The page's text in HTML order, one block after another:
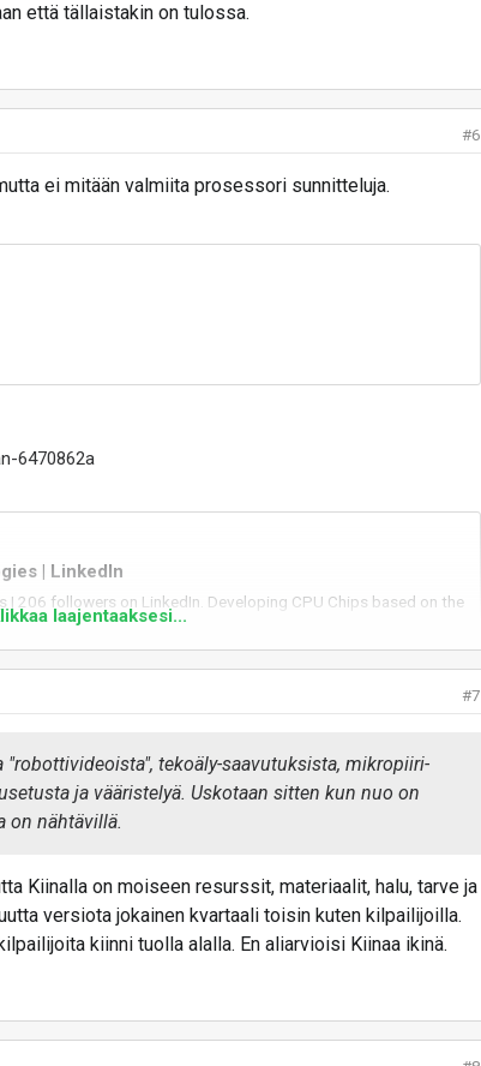
että tällaistakin on tulossa.
#6
ei mitään valmiita prosessori sunnitteluja.
6470862a
| LinkedIn
| 206 followers on LinkedIn. Developing CPU Chips based on the
RISC-V technology
osaamista kiinaan.
olevan.
kyhäelmän valmiiksi tuotteeksi ja oikeasti näitä
myös eurooppaan. Onkohan oikeasti kopio tästä.
to design a high-end RISC-V processor for the EU-
laajentaaksesi...
#7
tekoäly-saavutuksista, mikropiiri-
ja vääristelyä. Uskotaan sitten kun nuo on
on nähtävillä.
Kiinalla on moiseen resurssit, materiaalit, halu, tarve ja
versiota jokainen kvartaali toisin kuten kilpailijoilla.
kiinni tuolla alalla. En aliarvioisi Kiinaa ikinä.